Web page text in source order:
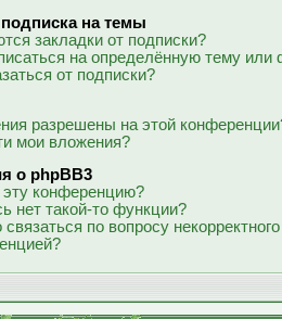
на темы
закладки от подписки?
на определённую тему или
от подписки?
разрешены на этой
мои вложения?
о phpBB3
эту конференцию?
нет такой-то функции?
по вопросу